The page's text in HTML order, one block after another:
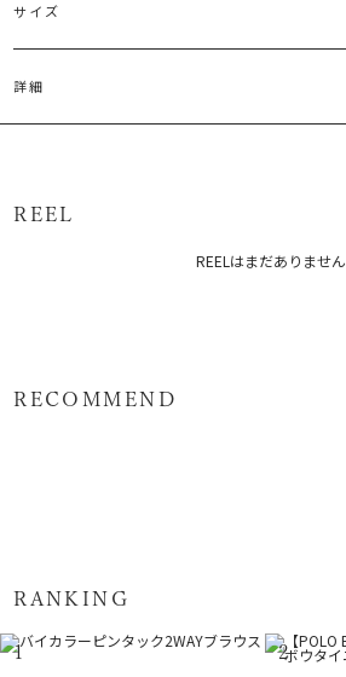
サイズ
詳細
メーカー品番：6525426002
ニット
REEL
REELはまだありません
RECOMMEND
RANKING
1 2